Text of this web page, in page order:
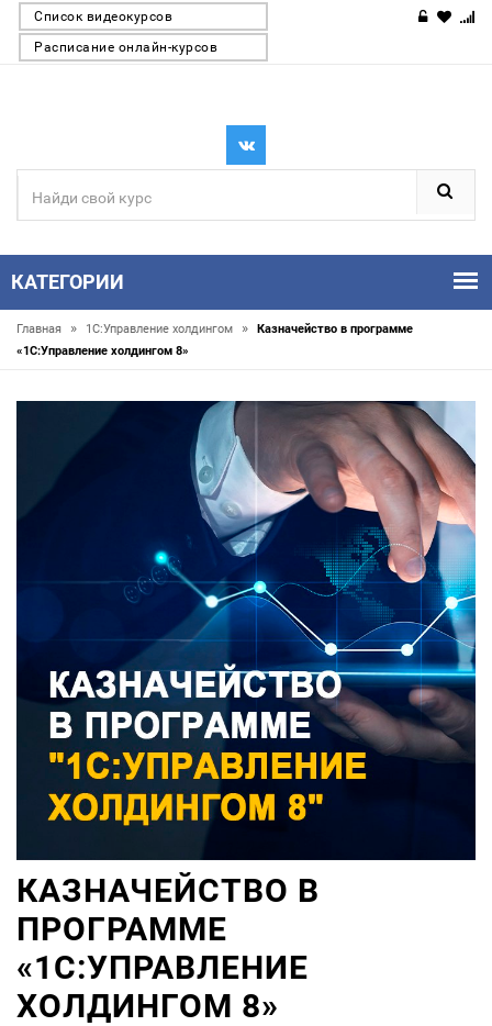
Список видеокурсов
Расписание онлайн-курсов
КАТЕГОРИИ
Главная » 1С:Управление холдингом »
Казначейство в программе
«1С:Управление холдингом 8»
КАЗНАЧЕЙСТВО В
ПРОГРАММЕ
«1С:УПРАВЛЕНИЕ
ХОЛДИНГОМ 8»